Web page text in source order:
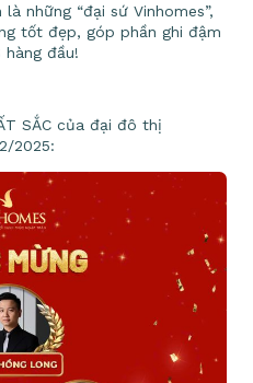
những “đại sứ Vinhomes”,
tốt đẹp, góp phần ghi đậm
đầu!
SẮC của đại đô thị
2025: